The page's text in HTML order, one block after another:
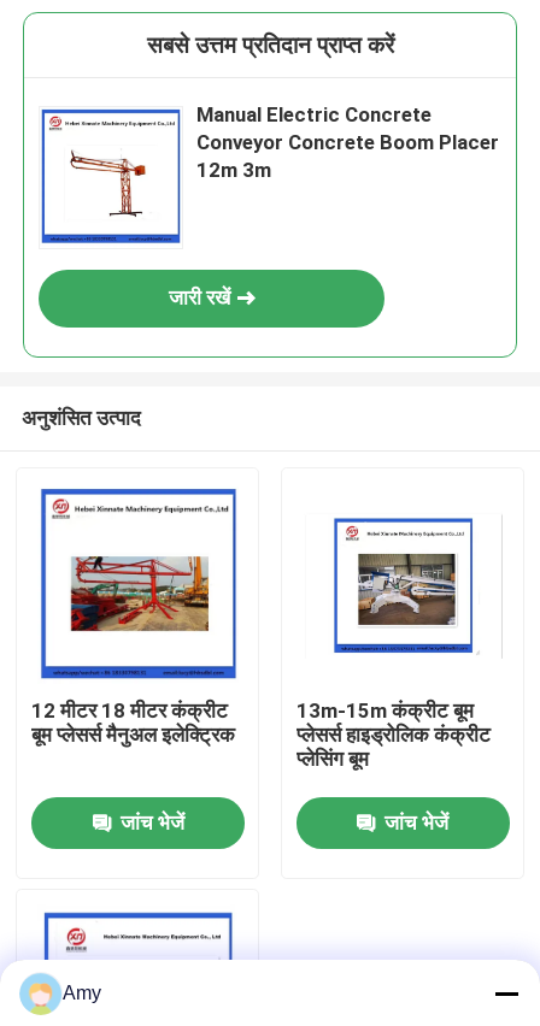
उत्पाद
वीडियो
सबसे उत्तम प्रतिदान प्राप्त करें
Manual Electric Concrete
Conveyor Concrete Boom Placer
12m 3m
जारी रखें
अनुशंसित उत्पाद
12 मीटर 18 मीटर कंक्रीट
बूम प्लेसर्स मैनुअल इलेक्ट्रिक
जांच भेजें
13m-15m कंक्रीट बूम
प्लेसर्स हाइड्रोलिक कंक्रीट
प्लेसिंग बूम
जांच भेजें
Amy